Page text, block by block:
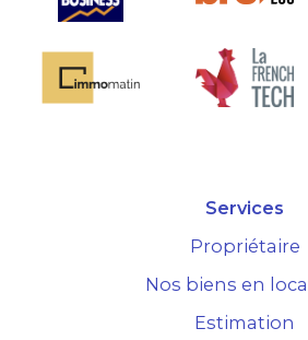
Services
Propriétaire
Nos biens en
Estimation